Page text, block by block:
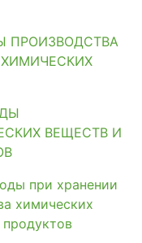
ПРОИЗВОДСТВА
ВЕЩЕСТВ И
при хранении
химических